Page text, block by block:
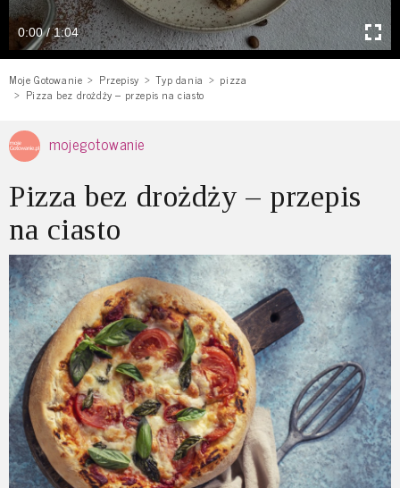
0:00 / 1:04
Moje Gotowanie Przepisy Typ dania
pizza
Pizza bez drożdży – przepis na ciasto
mojegotowanie
Pizza bez drożdży – przepis
na ciasto